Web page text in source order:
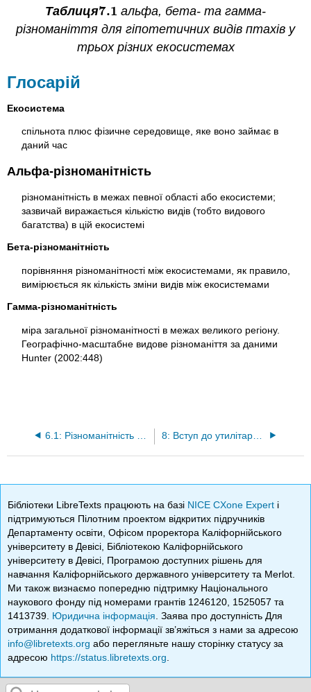
Таблиця7.1
7.1 альфа, бета- та гамма-
різноманіття для гіпотетичних видів птахів у
трьох різних екосистемах
Глосарій
Екосистема
спільнота плюс фізичне середовище, яке воно займає в
даний час
Альфа-різноманітність
різноманітність в межах певної області або екосистеми;
зазвичай виражається кількістю видів (тобто видового
багатства) в цій екосистемі
Бета-різноманітність
порівняння різноманітності між екосистемами, як правило,
вимірюється як кількість зміни видів між екосистемами
Гамма-різноманітність
міра загальної різноманітності в межах великого регіону.
Географічно-масштабне видове різноманіття за даними
Hunter (2002:448)
8: Вступ до утилітарної оцінки біорізноманіття
Бібліотеки LibreTexts працюють на базі NICE CXone Expert і
підтримуються Пілотним проектом відкритих підручників
Департаменту освіти, Офісом проректора Каліфорнійського
університету в Девісі, Бібліотекою Каліфорнійського
університету в Девісі, Програмою доступних рішень для
навчання Каліфорнійського державного університету та Merlot.
Ми також визнаємо попередню підтримку Національного
наукового фонду під номерами грантів 1246120, 1525057 та
1413739. Юридична інформація . Заява про доступність Для
отримання додаткової інформації зв’яжіться з нами за адресою
info@libretexts.org або перегляньте нашу сторінку статусу за
адресою https://status.libretexts.org